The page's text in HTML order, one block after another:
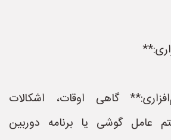
گاهی اوقات، اشکالات
عامل گوشی یا برنامه دوربین